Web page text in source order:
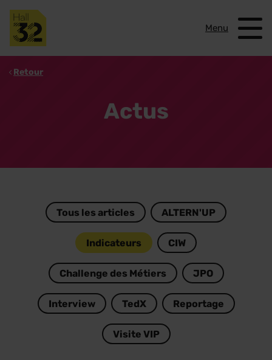
Menu
Retour
Actus
Tous les articles ALTERN'UP
Indicateurs CIW
Challenge des Métiers JPO
Interview TedX Reportage
Visite VIP